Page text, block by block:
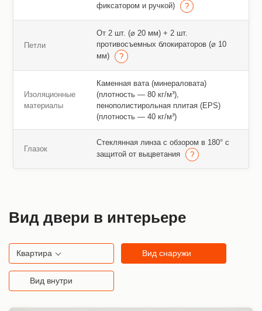
фиксатором и ручкой)
Петли
От 2 шт. (⌀ 20 мм) + 2 шт.
противосъемных блокираторов (⌀ 10
мм)
Изоляционные
материалы
Каменная вата (минераловата)
(плотность — 80 кг/м³),
пенополистирольная плитая (EPS)
(плотность — 40 кг/м³)
Глазок
Стеклянная линза с обзором в 180° с
защитой от выцветания
Вид двери в интерьере
Квартира Вид снаружи
Вид внутри